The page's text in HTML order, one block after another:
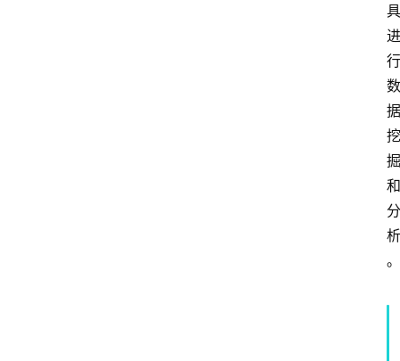
具
进
行
数
据
挖
掘
和
分
析
。